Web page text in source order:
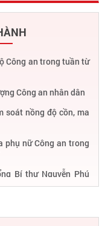
Công an trong tuần từ
Công an nhân dân
soát nồng độ cồn, ma
phụ nữ Công an trong
Bí thư Nguyễn Phú
an nhân dân học tập,
dạy - Lực lượng Công